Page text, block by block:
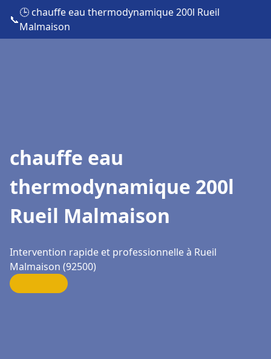
📞
🕒 chauffe eau thermodynamique 200l Rueil
Malmaison
chauffe eau
thermodynamique 200l
Rueil Malmaison
Intervention rapide et professionnelle à Rueil
Malmaison (92500)